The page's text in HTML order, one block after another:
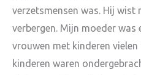
verzetsmensen was. Hij wist
verbergen. Mijn moeder
vrouwen met kinderen
kinderen waren